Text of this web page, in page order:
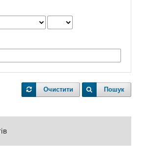
Очистити Пошук